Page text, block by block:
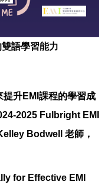
語學習能力
升EMI課程的學習成
2025 Fulbright EMI
Bodwell 老師，
for Effective EMI